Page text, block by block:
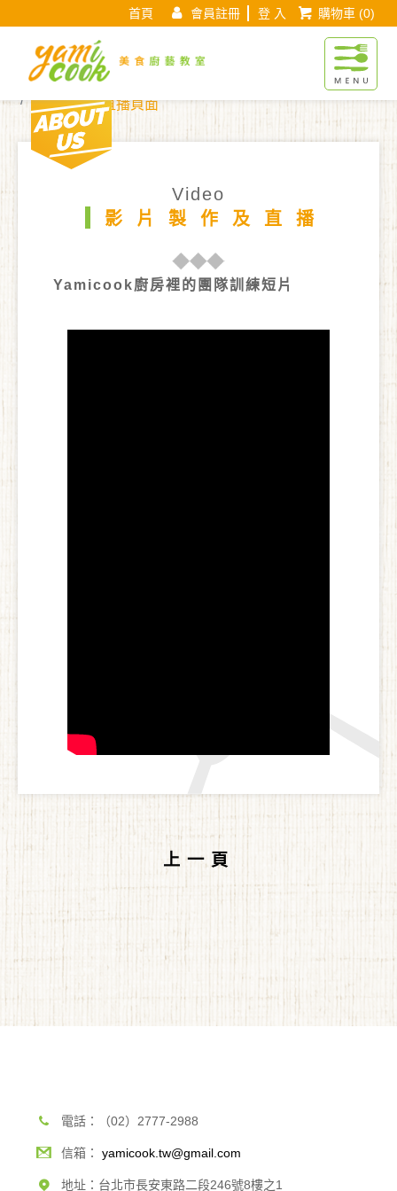
首頁 會員註冊 登 入 購物車(0)
Yamicook美食
現在位置 : 首 頁
影片製作及直播頁面
Video
影片製作及直播
Yamicook廚房裡的團隊訓練短片
上一頁
電話：（02）2777-2988
信箱： yamicook.tw@gmail.com
地址：台北市長安東路二段246號8樓之1